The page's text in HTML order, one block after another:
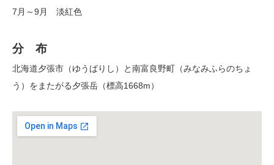
7月～9月 淡紅色
分 布
北海道夕張市（ゆうばりし）と南富良野町（みなみふらのちょ
う）をまたがる夕張岳（標高1668m）